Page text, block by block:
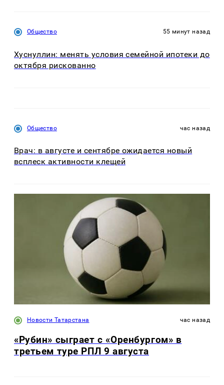
Общество 55 минут назад
Хуснуллин: менять условия семейной ипотеки до
октября рискованно
Общество час назад
Врач: в августе и сентябре ожидается новый
всплеск активности клещей
Новости Татарстана час назад
«Рубин» сыграет с «Оренбургом» в
третьем туре РПЛ 9 августа